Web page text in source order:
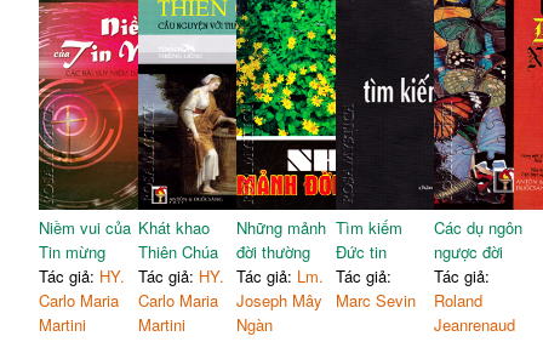
Niềm vui của
Tin mừng
Tác giả: HY.
Carlo Maria
Martini
Khát khao
Thiên Chúa
Tác giả: HY.
Carlo Maria
Martini
Những mảnh
đời thường
Tác giả: Lm.
Joseph Mây
Ngàn
Tìm kiếm
Đức tin
Tác giả:
Marc Sevin
Các dụ ngôn
ngược đời
Tác giả:
Roland
Jeanrenaud